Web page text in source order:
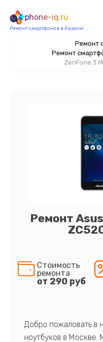
phone-iq.ru
Ремонт смартфонов в Казани
Ремонт
Ремонт
ZenFone 3
Ремонт
Стоимость
ремонта
от 290 руб
Добро пожаловать в
ноутбуков в